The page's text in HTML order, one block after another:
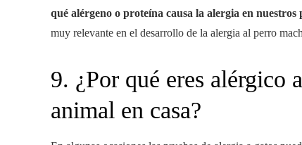
qué alérgeno o proteína causa la alergia en nuestros
muy relevante en el desarrollo de la alergia al perro
9. ¿Por qué eres alérgico
animal en casa?